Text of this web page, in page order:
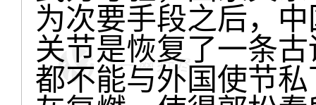
为次要手段之后，
关节是恢复了一条
都不能与外国使节